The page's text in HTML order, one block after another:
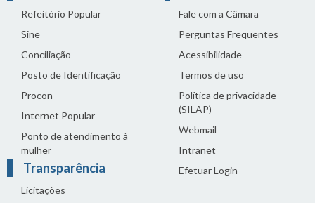
Refeitório Popular
Sine
Conciliação
Posto de Identificação
Procon
Internet Popular
Ponto de atendimento à
mulher
Transparência
Licitações
Fale com a Câmara
Perguntas Frequentes
Acessibilidade
Termos de uso
Política de privacidade
(SILAP)
Webmail
Intranet
Efetuar Login